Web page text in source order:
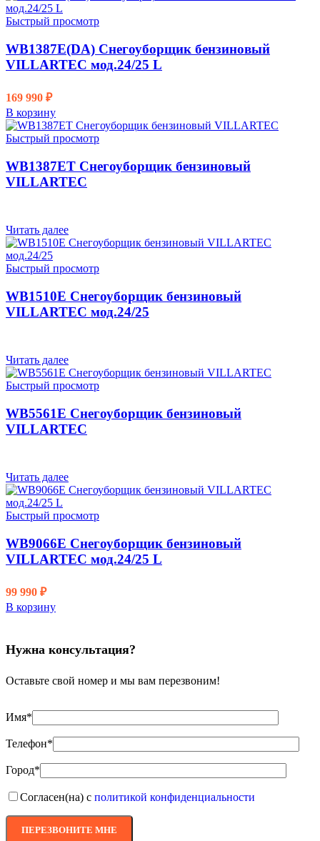
Быстрый просмотр
WB1387E(DA) Снегоуборщик бензиновый
VILLARTEC мод.24/25 L
169 990 ₽
В корзину
Быстрый просмотр
WB1387ET Снегоуборщик бензиновый
VILLARTEC
Читать далее
Быстрый просмотр
WB1510E Снегоуборщик бензиновый
VILLARTEC мод.24/25
Читать далее
Быстрый просмотр
WB5561E Снегоуборщик бензиновый
VILLARTEC
Читать далее
Быстрый просмотр
WB9066E Снегоуборщик бензиновый
VILLARTEC мод.24/25 L
99 990 ₽
В корзину
Нужна консультация?
Оставьте свой номер и мы вам перезвоним!
Имя*
Телефон*
Город*
Согласен(на) с политикой конфиденциальности